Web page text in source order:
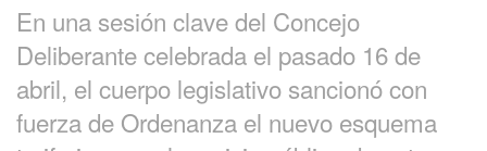
En una sesión clave del Concejo
Deliberante celebrada el pasado 16 de
abril, el cuerpo legislativo sancionó con
fuerza de Ordenanza el nuevo esquema